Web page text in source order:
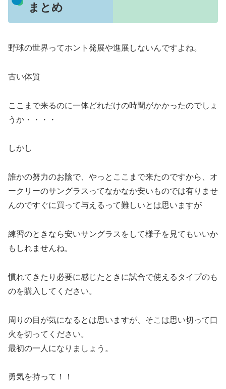
まとめ
野球の世界ってホント発展や進展しないんですよね。
古い体質
ここまで来るのに一体どれだけの時間がかかったのでしょ
うか・・・・
しかし
誰かの努力のお陰で、やっとここまで来たのですから、オ
ークリーのサングラスってなかなか安いものでは有りませ
んのですぐに買って与えるって難しいとは思いますが
練習のときなら安いサングラスをして様子を見てもいいか
もしれませんね。
慣れてきたり必要に感じたときに試合で使えるタイプのも
のを購入してください。
周りの目が気になるとは思いますが、そこは思い切って口
火を切ってください。
最初の一人になりましょう。
勇気を持って！！